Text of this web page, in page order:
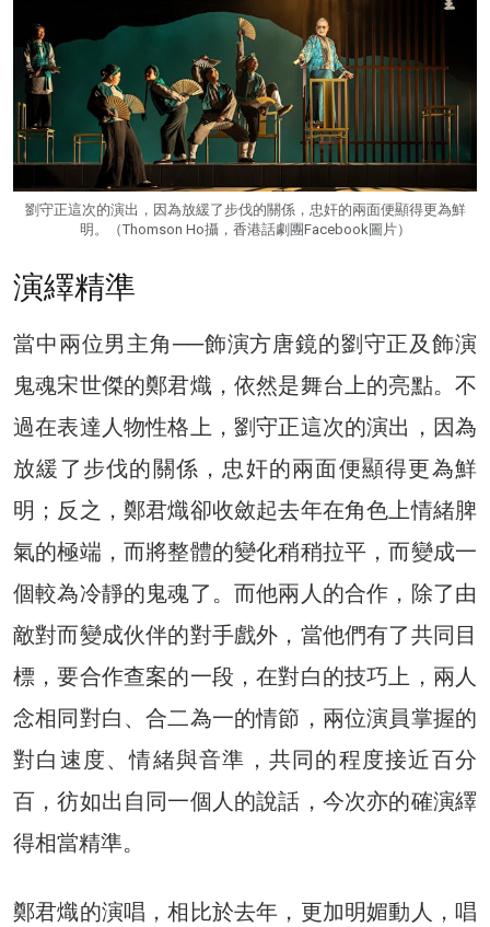
劉守正這次的演出，因為放緩了步伐的關係，忠奸的兩面便顯得更為鮮
明。（Thomson Ho攝，香港話劇團Facebook圖片）
演繹精準
當中兩位男主角──飾演方唐鏡的劉守正及飾演
鬼魂宋世傑的鄭君熾，依然是舞台上的亮點。不
過在表達人物性格上，劉守正這次的演出，因為
放緩了步伐的關係，忠奸的兩面便顯得更為鮮
明；反之，鄭君熾卻收斂起去年在角色上情緒脾
氣的極端，而將整體的變化稍稍拉平，而變成一
個較為冷靜的鬼魂了。而他兩人的合作，除了由
敵對而變成伙伴的對手戲外，當他們有了共同目
標，要合作查案的一段，在對白的技巧上，兩人
念相同對白、合二為一的情節，兩位演員掌握的
對白速度、情緒與音準，共同的程度接近百分
百，彷如出自同一個人的說話，今次亦的確演繹
得相當精準。
鄭君熾的演唱，相比於去年，更加明媚動人，唱